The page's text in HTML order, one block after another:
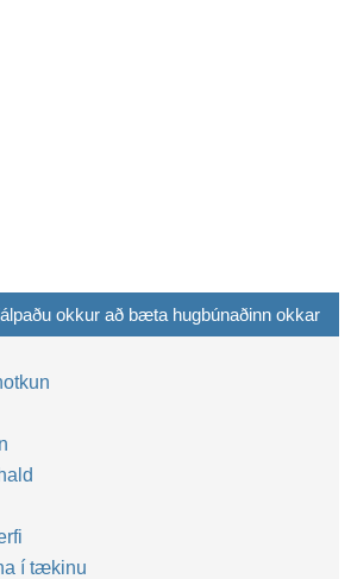
okkur að bæta hugbúnaðinn okkar
í tækinu